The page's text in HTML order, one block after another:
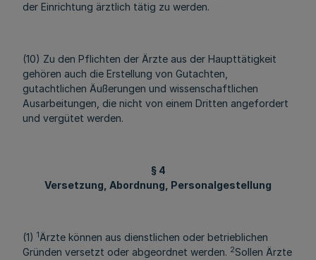
der Einrichtung ärztlich tätig zu werden.
(10) Zu den Pflichten der Ärzte aus der Haupttätigkeit
gehören auch die Erstellung von Gutachten,
gutachtlichen Äußerungen und wissenschaftlichen
Ausarbeitungen, die nicht von einem Dritten angefordert
und vergütet werden.
§ 4
Versetzung, Abordnung, Personalgestellung
(1) 1Ärzte können aus dienstlichen oder betrieblichen
Gründen versetzt oder abgeordnet werden. 2Sollen Ärzte